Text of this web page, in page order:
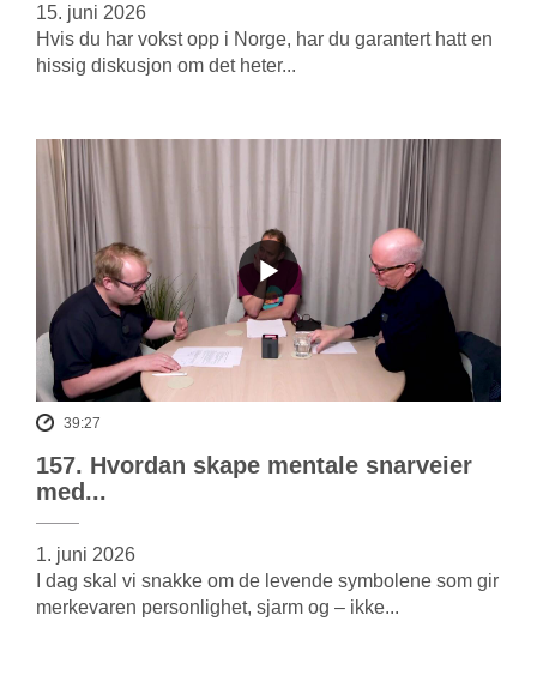
15. juni 2026
Hvis du har vokst opp i Norge, har du garantert hatt en
hissig diskusjon om det heter...
39:27
157. Hvordan skape mentale snarveier
med...
1. juni 2026
I dag skal vi snakke om de levende symbolene som gir
merkevaren personlighet, sjarm og – ikke...